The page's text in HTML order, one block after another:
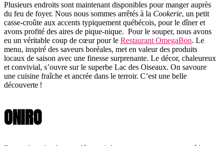
Plusieurs endroits sont maintenant disponibles pour manger auprès
du feu de foyer. Nous nous sommes arrêtés à la Cookerie, un petit
casse-croûte aux accents typiquement québécois, pour le dîner et
avons profité des aires de pique-nique. Pour le souper, nous avons
eu un véritable coup de cœur pour le Restaurant OmegaBon. Le
menu, inspiré des saveurs boréales, met en valeur des produits
locaux de saison avec une finesse surprenante. Le décor, chaleureux
et convivial, s’ouvre sur le superbe Lac des Oiseaux. On savoure
une cuisine fraîche et ancrée dans le terroir. C’est une belle
découverte !
ONIRO